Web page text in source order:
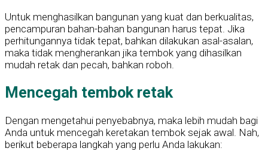
Untuk menghasilkan bangunan yang kuat dan berkualitas,
pencampuran bahan-bahan bangunan harus tepat. Jika
perhitungannya tidak tepat, bahkan dilakukan asal-asalan,
maka tidak mengherankan jika tembok yang dihasilkan
mudah retak dan pecah, bahkan roboh.
Mencegah tembok retak
Dengan mengetahui penyebabnya, maka lebih mudah bagi
Anda untuk mencegah keretakan tembok sejak awal. Nah,
berikut beberapa langkah yang perlu Anda lakukan: